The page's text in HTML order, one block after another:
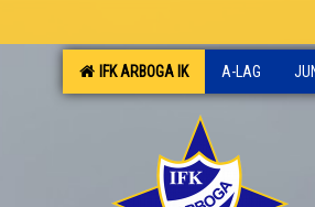
IFK ARBOGA IK A-LAG